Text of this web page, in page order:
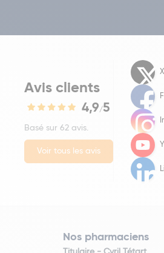
Avis clients
4,9/5
Basé sur 62 avis.
Voir tous les avis
X
Nos pharmaciens